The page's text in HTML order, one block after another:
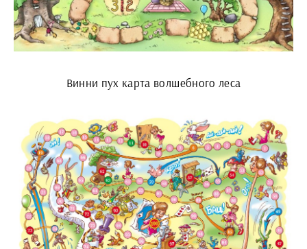
Винни пух карта волшебного леса